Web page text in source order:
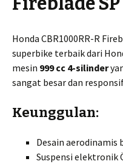
Honda CBR1000RR-R
superbike terbaik dari
mesin 999 cc 4-silinder
sangat besar dan
Keunggulan:
Desain aerodinamis
Suspensi elektronik